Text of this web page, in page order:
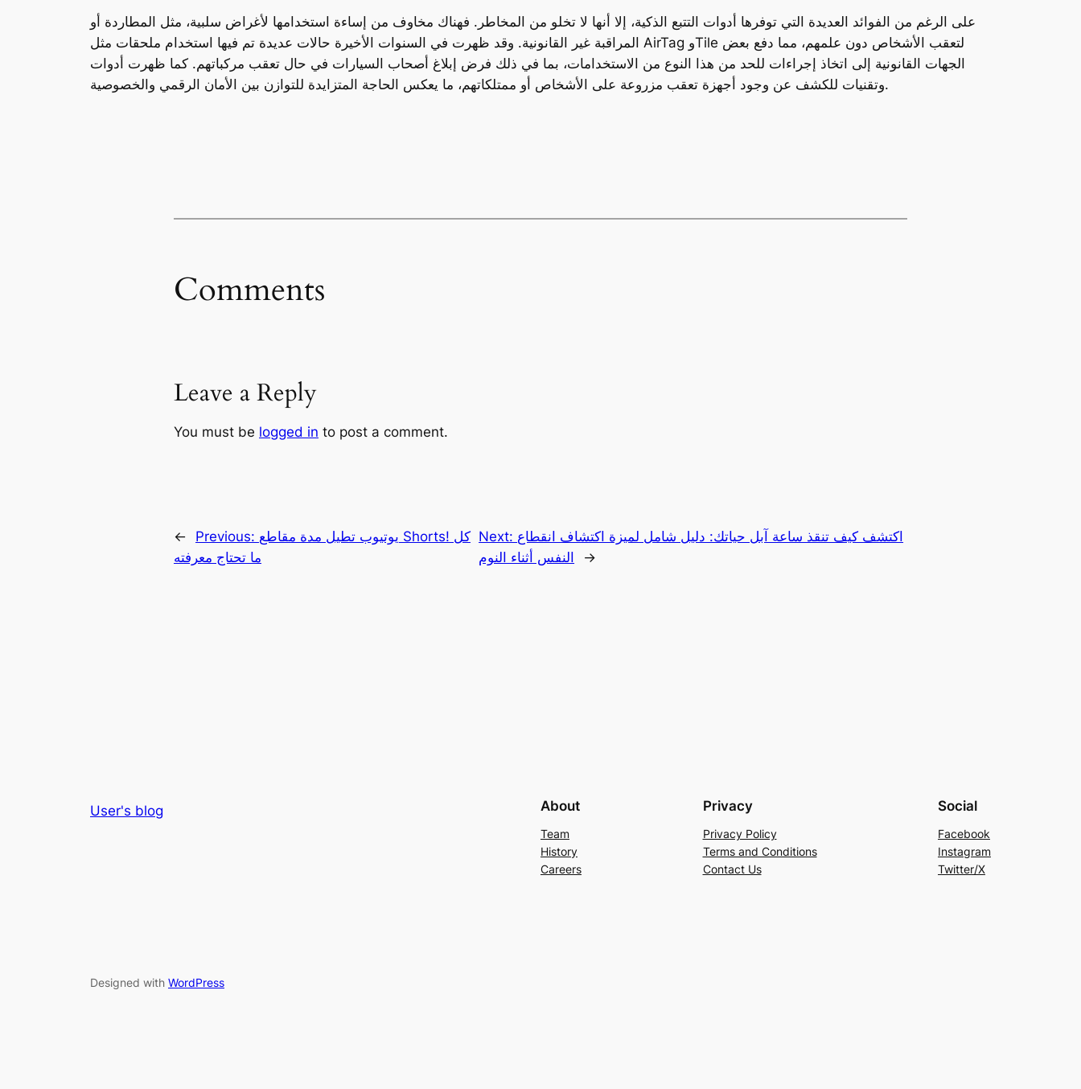
على الرغم من الفوائد العديدة التي توفرها أدوات التتبع الذكية، إلا أنها لا تخلو من المخاطر. فهناك مخاوف من إساءة استخدامها لأغراض سلبية، مثل المطاردة أو
المراقبة غير القانونية. وقد ظهرت في السنوات الأخيرة حالات عديدة تم فيها استخدام ملحقات مثل AirTag وTile لتعقب الأشخاص دون علمهم، مما دفع بعض
الجهات القانونية إلى اتخاذ إجراءات للحد من هذا النوع من الاستخدامات، بما في ذلك فرض إبلاغ أصحاب السيارات في حال تعقب مركباتهم. كما ظهرت أدوات
وتقنيات للكشف عن وجود أجهزة تعقب مزروعة على الأشخاص أو ممتلكاتهم، ما يعكس الحاجة المتزايدة للتوازن بين الأمان الرقمي والخصوصية.
Comments
Leave a Reply
You must be logged in to post a comment.
← Previous: يوتيوب تطيل مدة مقاطع Shorts! كل
ما تحتاج معرفته
Next: اكتشف كيف تنقذ ساعة آبل حياتك: دليل شامل لميزة اكتشاف انقطاع
النفس أثناء النوم
→
User's blog About
Team
History
Careers
Privacy
Privacy Policy
Terms and Conditions
Contact Us
Social
Facebook
Instagram
Twitter/X
Designed with WordPress